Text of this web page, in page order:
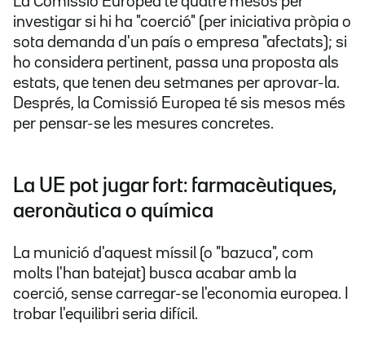
investigar si hi ha "coerció" (per iniciativa pròpia o
sota demanda d'un país o empresa "afectats); si
ho considera pertinent, passa una proposta als
estats, que tenen deu setmanes per aprovar-la.
Després, la Comissió Europea té sis mesos més
per pensar-se les mesures concretes.
La UE pot jugar fort: farmacèutiques,
aeronàutica o química
La munició d'aquest míssil (o "bazuca", com
molts l'han batejat) busca acabar amb la
coerció, sense carregar-se l'economia europea. I
trobar l'equilibri seria difícil.